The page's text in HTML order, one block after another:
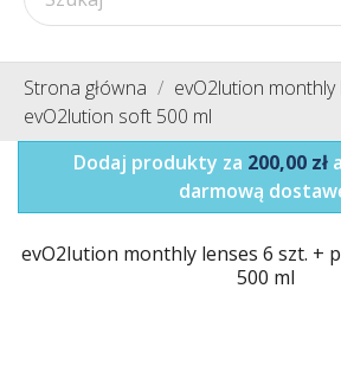
Strona główna
evO2lution monthly
evO2lution soft 500 ml
Dodaj produkty za 200,00 zł
darmową
evO2lution monthly lenses 6 szt. +
500 ml